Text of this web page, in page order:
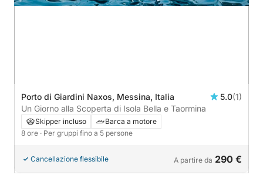
Porto di Giardini Naxos, Messina, Italia 5.0(1)
Un Giorno alla Scoperta di Isola Bella e Taormina
Skipper incluso
Barca a motore
8 ore · Per gruppi fino a 5 persone
Cancellazione flessibile A partire da 290 €